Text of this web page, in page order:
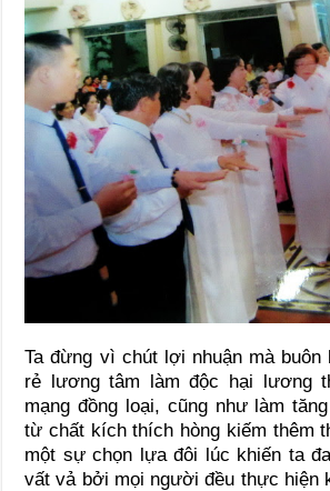
Ta đừng vì chút lợi nhuận mà buôn
rẻ lương tâm làm độc hại lương
mạng đồng loại, cũng như làm
từ chất kích thích hòng kiếm thêm
một sự chọn lựa đôi lúc khiến ta
vất vả bởi mọi người đều thực hiện